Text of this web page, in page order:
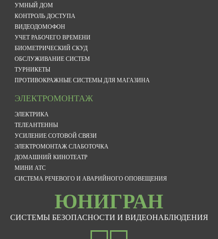
УМНЫЙ ДОМ
КОНТРОЛЬ ДОСТУПА
ВИДЕОДОМОФОН
УЧЕТ РАБОЧЕГО ВРЕМЕНИ
БИОМЕТРИЧЕСКИЙ СКУД
ОБСЛУЖИВАНИЕ СИСТЕМ
ТУРНИКЕТЫ
ПРОТИВОКРАЖНЫЕ СИСТЕМЫ ДЛЯ МАГАЗИНА
ЭЛЕКТРОМОНТАЖ
ЭЛЕКТРИКА
ТЕЛЕАНТЕННЫ
УСИЛЕНИЕ СОТОВОЙ СВЯЗИ
ЭЛЕКТРОМОНТАЖ СЛАБОТОЧКА
ДОМАШНИЙ КИНОТЕАТР
МИНИ АТС
СИСТЕМА РЕЧЕВОГО И АВАРИЙНОГО ОПОВЕЩЕНИЯ
ЮНИГРАН
СИСТЕМЫ БЕЗОПАСНОСТИ И ВИДЕОНАБЛЮДЕНИЯ